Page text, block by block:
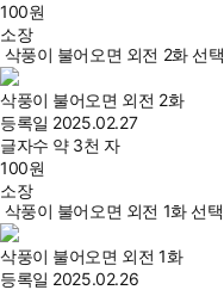
100원
소장
삭풍이 불어오면 외전 2화 선택
삭풍이 불어오면 외전 2화
등록일 2025.02.27
글자수 약 3천 자
100원
소장
삭풍이 불어오면 외전 1화 선택
삭풍이 불어오면 외전 1화
등록일 2025.02.26